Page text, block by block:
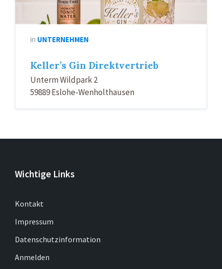
in UNTERNEHMEN
Keller’s Gin Direktvertrieb
Unterm Wildpark 2
59889 Eslohe-Wenholthausen
Wichtige Links
Kontakt
Impressum
Datenschutzinformation
Anmelden